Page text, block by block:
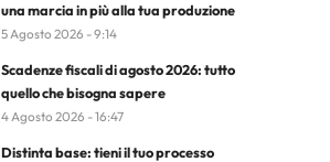
una marcia in più alla tua produzione
5 Agosto 2026 - 9:14
Scadenze fiscali di agosto 2026: tutto
quello che bisogna sapere
4 Agosto 2026 - 16:47
Distinta base: tieni il tuo processo